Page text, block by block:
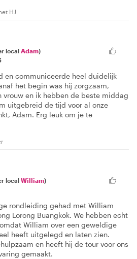
HJ
local Adam)
en communiceerde heel duidelijk
het begin was hij zorgzaam,
vrouw en ik hebben de beste middag
uitgebreid de tijd voor al onze
Adam. Erg leuk om je te
local William)
rondleiding gehad met William
Lorong Buangkok. We hebben echt
William over een geweldige
heeft uitgelegd en laten zien.
en heeft hij de tour voor ons
gemaakt.